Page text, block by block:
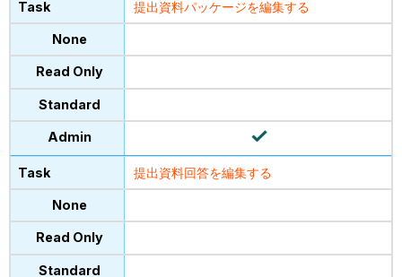
提出資料パッケージを編集する
提出資料回答を編集する